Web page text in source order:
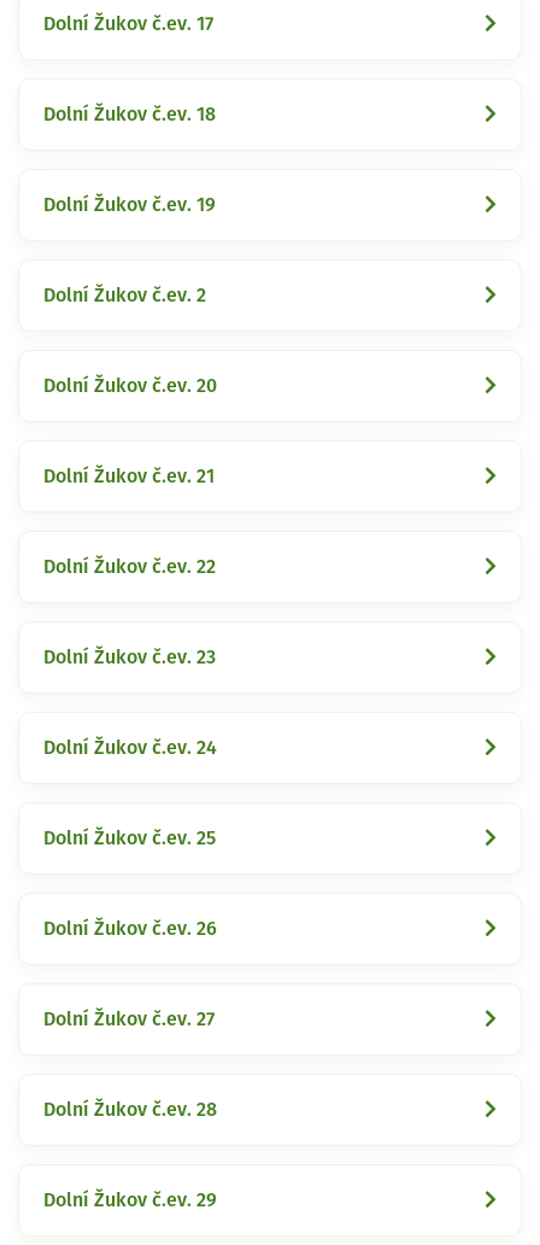
Dolní Žukov č.ev. 17
Dolní Žukov č.ev. 18
Dolní Žukov č.ev. 19
Dolní Žukov č.ev. 2
Dolní Žukov č.ev. 20
Dolní Žukov č.ev. 21
Dolní Žukov č.ev. 22
Dolní Žukov č.ev. 23
Dolní Žukov č.ev. 24
Dolní Žukov č.ev. 25
Dolní Žukov č.ev. 26
Dolní Žukov č.ev. 27
Dolní Žukov č.ev. 28
Dolní Žukov č.ev. 29